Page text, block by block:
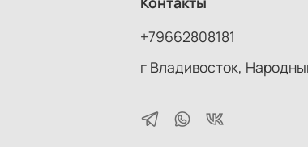
+79662808181
г Владивосток,